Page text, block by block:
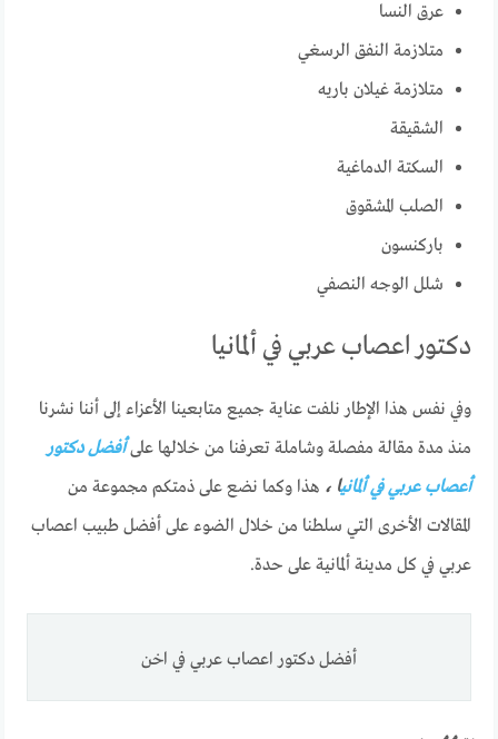
عرق النسا
متلازمة النفق الرسغي
متلازمة غيلان باريه
الشقيقة
السكتة الدماغية
الصلب المشقوق
باركنسون
شلل الوجه النصفي
دكتور اعصاب عربي في ألمانيا
وفي نفس هذا الإطار نلفت عناية جميع متابعينا الأعزاء إلى أننا نشرنا
منذ مدة مقالة مفصلة وشاملة تعرفنا من خلالها علىأفضل دكتور
أعصاب عربي في ألمانيا ، هذا وكما نضع على ذمتكم مجموعة من
المقالات الأخرى التي سلطنا من خلال الضوء على أفضل طبيب اعصاب
عربي في كل مدينة ألمانية على حدة.
أفضل دكتور اعصاب عربي في اخن